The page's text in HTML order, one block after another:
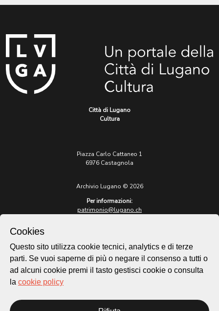
Città di Lugano
Cultura
Piazza Carlo Cattaneo 1
6976 Castagnola
Archivio Lugano © 2026
Per informazioni:
patrimonio@lugano.ch
lugano.ch
Cookie policy
Homepage
Cookies
Questo sito utilizza cookie tecnici, analytics e di terze
parti. Se vuoi saperne di più o negare il consenso a tutti o
ad alcuni cookie premi il tasto gestisci cookie o consulta
la cookie policy